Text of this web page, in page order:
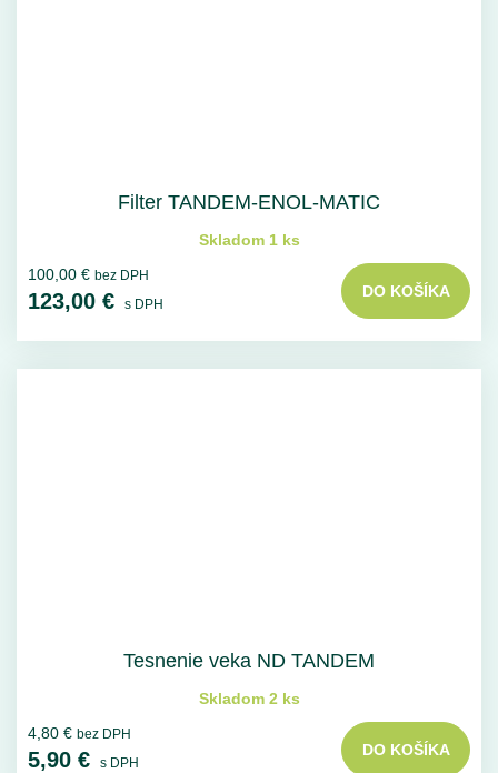
Filter TANDEM-ENOL-MATIC
Skladom 1 ks
100,00 € bez DPH
123,00 € s DPH
DO KOŠÍKA
Tesnenie veka ND TANDEM
Skladom 2 ks
4,80 € bez DPH
5,90 € s DPH
DO KOŠÍKA